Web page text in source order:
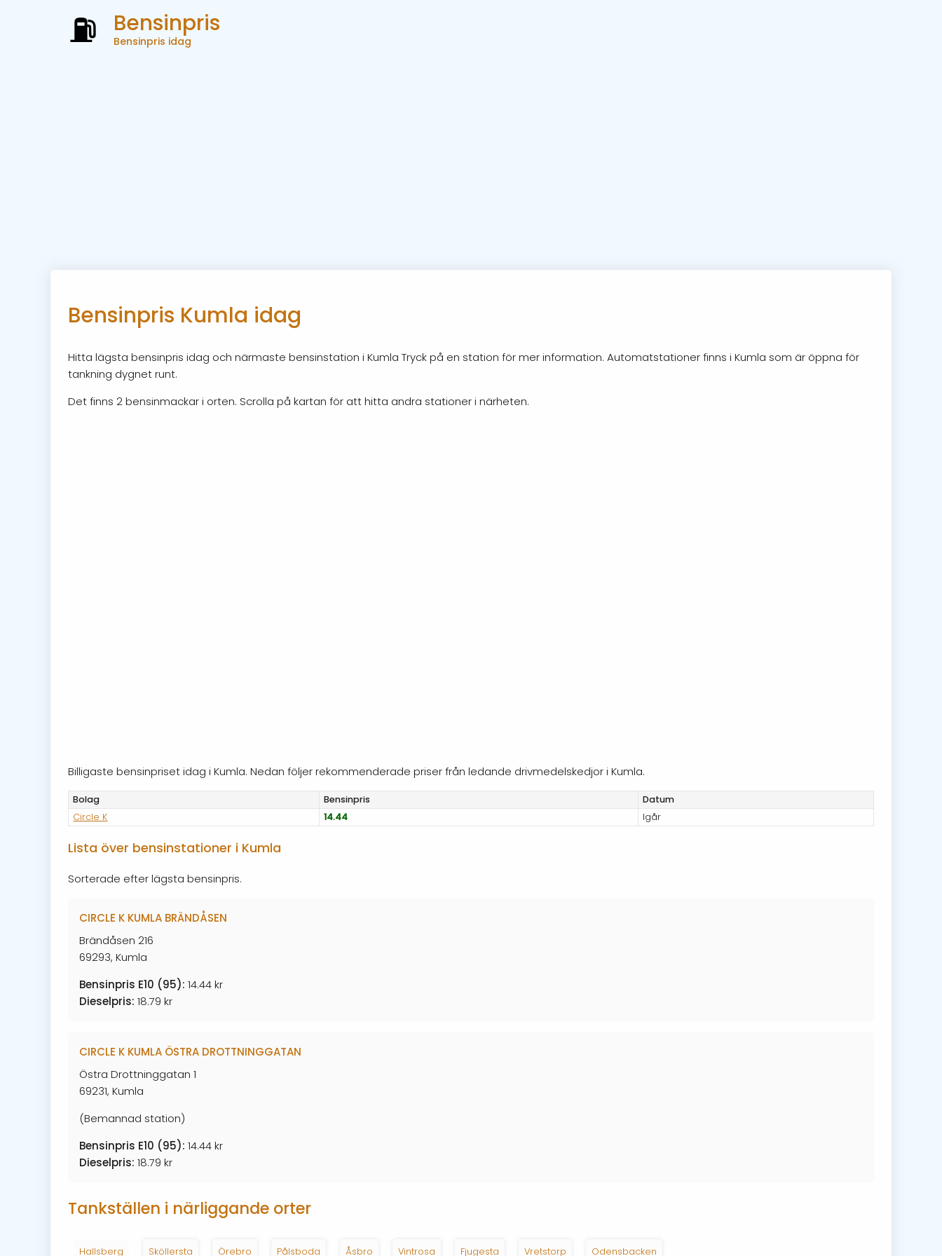
Bensinpris
Bensinpris idag
Bensinpris Kumla idag
Hitta lägsta bensinpris idag och närmaste bensinstation i Kumla Tryck på en station för mer information. Automatstationer finns i Kumla som är öppna för
tankning dygnet runt.
Det finns 2 bensinmackar i orten. Scrolla på kartan för att hitta andra stationer i närheten.
Billigaste bensinpriset idag i Kumla. Nedan följer rekommenderade priser från ledande drivmedelskedjor i Kumla.
Bolag Bensinpris
Datum
Circle K
14.44 Igår
Lista över bensinstationer i Kumla
Sorterade efter lägsta bensinpris.
CIRCLE K KUMLA BRÄNDÅSEN
Brändåsen 216
69293, Kumla
Bensinpris E10 (95): 14.44 kr
Dieselpris: 18.79 kr
CIRCLE K KUMLA ÖSTRA DROTTNINGGATAN
Östra Drottninggatan 1
69231, Kumla
(Bemannad station)
Bensinpris E10 (95): 14.44 kr
Dieselpris: 18.79 kr
Tankställen i närliggande orter
Hallsberg Sköllersta Örebro Pålsboda Åsbro Vintrosa Fjugesta Vretstorp Odensbacken